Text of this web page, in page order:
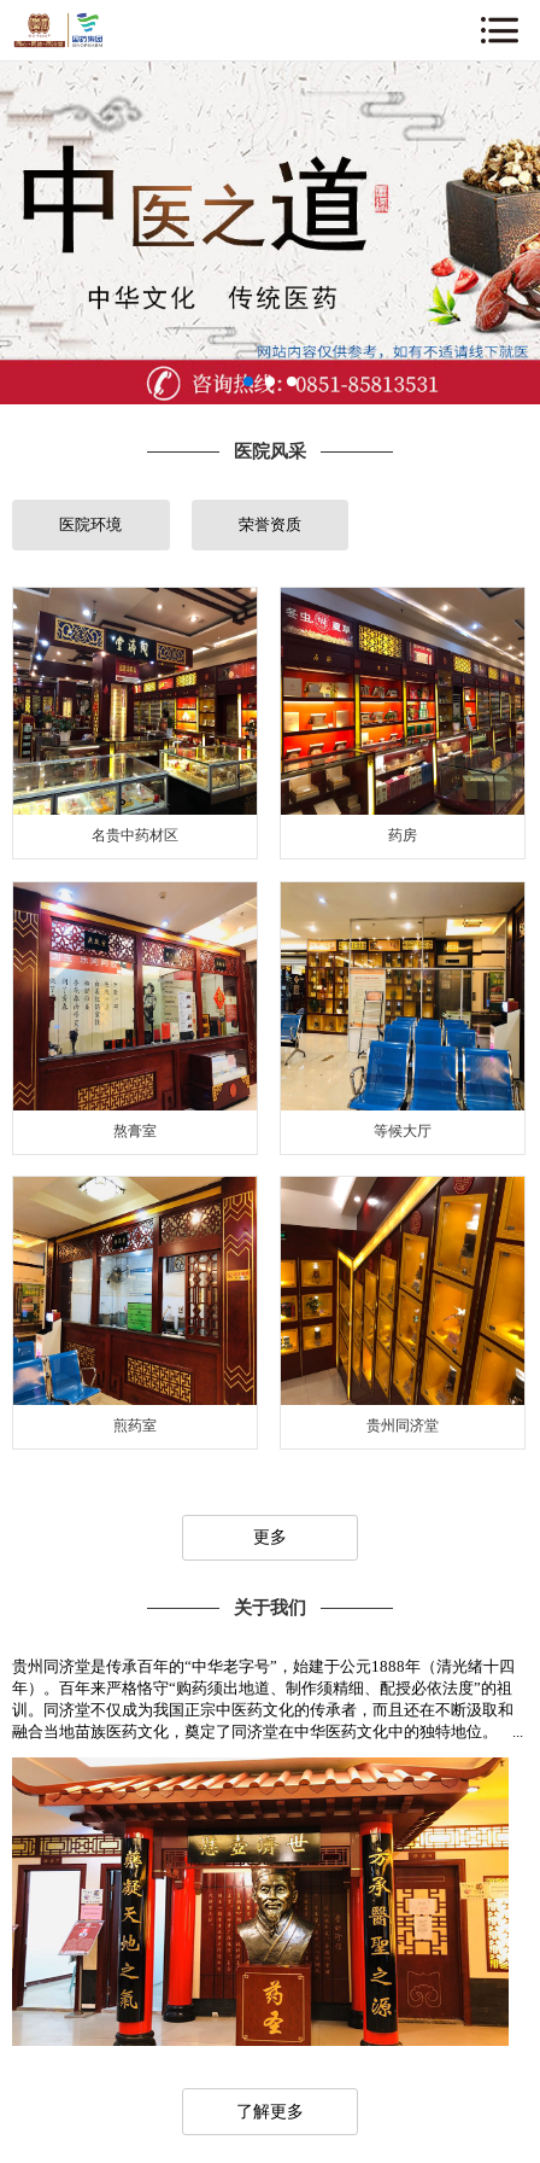
医院风采
医院环境 荣誉资质
名贵中药材区 药房
熬膏室 等候大厅
煎药室 贵州同济堂
更多
关于我们
贵州同济堂是传承百年的“中华老字号”，始建于公元1888年（清光绪十四
年）。百年来严格恪守“购药须出地道、制作须精细、配授必依法度”的祖
训。同济堂不仅成为我国正宗中医药文化的传承者，而且还在不断汲取和
融合当地苗族医药文化，奠定了同济堂在中华医药文化中的独特地位。 ...
了解更多
网站首页
关于我们
企业动态
中医知识
医院风采
就诊指南